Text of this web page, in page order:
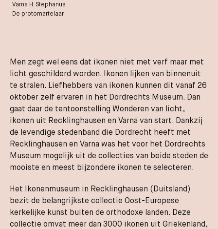
Varna H. Stephanus
De protomartelaar
Men zegt wel eens dat ikonen niet met verf maar met
licht geschilderd worden. Ikonen lijken van binnenuit
te stralen. Liefhebbers van ikonen kunnen dit vanaf 26
oktober zelf ervaren in het Dordrechts Museum. Dan
gaat daar de tentoonstelling Wonderen van licht,
ikonen uit Recklinghausen en Varna van start. Dankzij
de levendige stedenband die Dordrecht heeft met
Recklinghausen en Varna was het voor het Dordrechts
Museum mogelijk uit de collecties van beide steden de
mooiste en meest bijzondere ikonen te selecteren.
Het Ikonenmuseum in Recklinghausen (Duitsland)
bezit de belangrijkste collectie Oost-Europese
kerkelijke kunst buiten de orthodoxe landen. Deze
collectie omvat meer dan 3000 ikonen uit Griekenland,